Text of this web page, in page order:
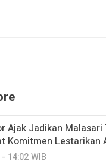
Ajak Jadikan
Komitmen Lestarikan
14:02 WIB